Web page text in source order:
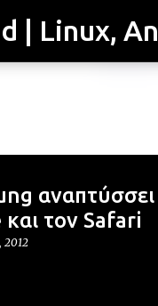
| Linux,
τον Safari
2012